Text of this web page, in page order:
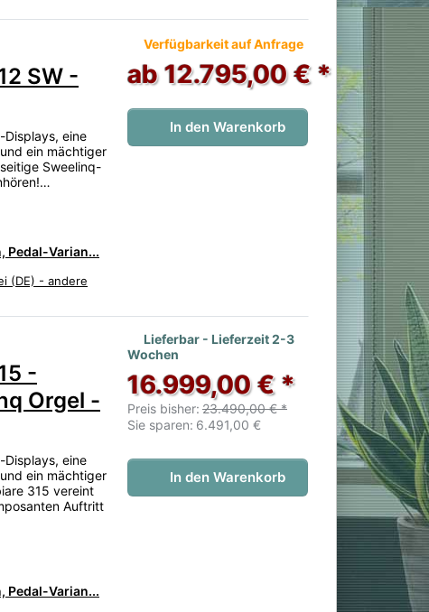
noch keine Bewertungen vor.
SW -
Displays, eine
ein mächtiger
Sweelinq-
Pedal-Varian...
(DE) - andere
Verfügbarkeit auf Anfrage
ab 12.795,00 € *
In den Warenkorb
noch keine Bewertungen vor.
-
Orgel -
Displays, eine
ein mächtiger
315 vereint
Auftritt
Pedal-Varian...
Lieferbar - Lieferzeit 2-3
Wochen
16.999,00 € *
Preis bisher: 23.490,00 € *
Sie sparen: 6.491,00 €
In den Warenkorb